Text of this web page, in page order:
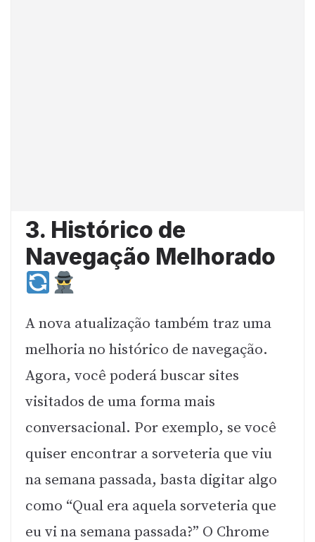
3. Histórico de
Navegação Melhorado
A nova atualização também traz uma
melhoria no histórico de navegação.
Agora, você poderá buscar sites
visitados de uma forma mais
conversacional. Por exemplo, se você
quiser encontrar a sorveteria que viu
na semana passada, basta digitar algo
como “Qual era aquela sorveteria que
eu vi na semana passada?” O Chrome